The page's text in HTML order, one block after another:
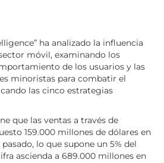
ha analizado la influencia
móvil, examinando los
de los usuarios y las
minoristas para combatir el
las cinco estrategias
que las ventas a través de
159.000 millones de dólares en
lo que supone un 5% del
ascienda a 689.000 millones en